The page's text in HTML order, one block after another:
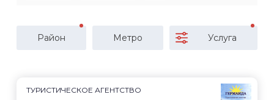
Район Метро Услуга
ТУРИСТИЧЕСКОЕ АГЕНТСТВО